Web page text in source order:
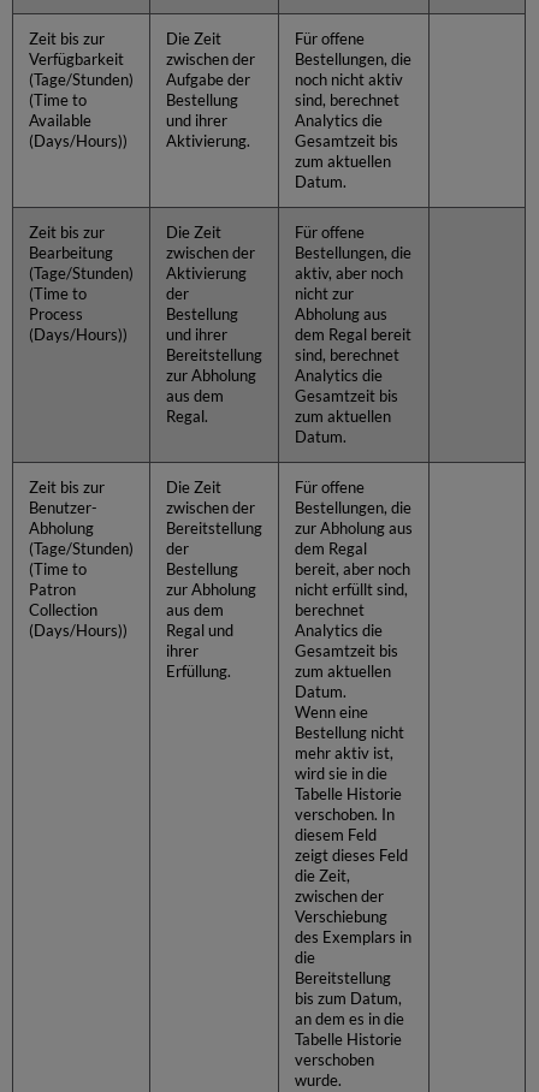
Zeit bis zur
Verfügbarkeit
(Tage/Stunden)
(Time to
Available
(Days/Hours))
Die Zeit
zwischen der
Aufgabe der
Bestellung
und ihrer
Aktivierung.
Für offene
Bestellungen, die
noch nicht aktiv
sind, berechnet
Analytics die
Gesamtzeit bis
zum aktuellen
Datum.
Zeit bis zur
Bearbeitung
(Tage/Stunden)
(Time to
Process
(Days/Hours))
Die Zeit
zwischen der
Aktivierung
der
Bestellung
und ihrer
Bereitstellung
zur Abholung
aus dem
Regal.
Für offene
Bestellungen, die
aktiv, aber noch
nicht zur
Abholung aus
dem Regal bereit
sind, berechnet
Analytics die
Gesamtzeit bis
zum aktuellen
Datum.
Zeit bis zur
Benutzer-
Abholung
(Tage/Stunden)
(Time to
Patron
Collection
(Days/Hours))
Die Zeit
zwischen der
Bereitstellung
der
Bestellung
zur Abholung
aus dem
Regal und
ihrer
Erfüllung.
Für offene
Bestellungen, die
zur Abholung aus
dem Regal
bereit, aber noch
nicht erfüllt sind,
berechnet
Analytics die
Gesamtzeit bis
zum aktuellen
Datum.
Wenn eine
Bestellung nicht
mehr aktiv ist,
wird sie in die
Tabelle Historie
verschoben. In
diesem Feld
zeigt dieses Feld
die Zeit,
zwischen der
Verschiebung
des Exemplars in
die
Bereitstellung
bis zum Datum,
an dem es in die
Tabelle Historie
verschoben
wurde.